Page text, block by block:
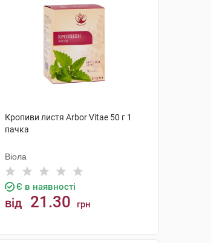
Кропиви листя Arbor Vitae 50 г 1
пачка
Віола
Є в наявності
від 21.30 грн